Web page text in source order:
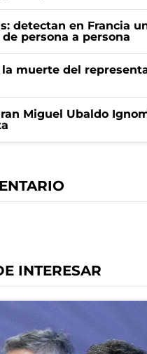
detectan en Francia
persona a persona
la muerte del
Miguel Ubaldo
INTERESAR